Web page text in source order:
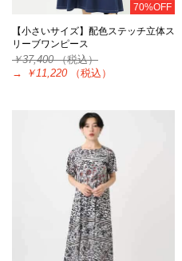
70%OFF
【小さいサイズ】配色ステッチ立体ス
リーブワンピース
￥37,400（税込）
→
￥11,220 （税込）